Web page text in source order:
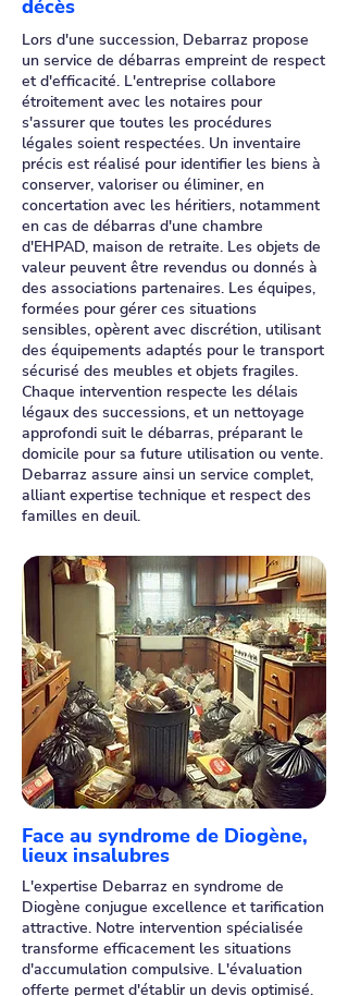
décès
Lors d'une succession, Debarraz propose
un service de débarras empreint de respect
et d'efficacité. L'entreprise collabore
étroitement avec les notaires pour
s'assurer que toutes les procédures
légales soient respectées. Un inventaire
précis est réalisé pour identifier les biens à
conserver, valoriser ou éliminer, en
concertation avec les héritiers, notamment
en cas de débarras d'une chambre
d'EHPAD, maison de retraite. Les objets de
valeur peuvent être revendus ou donnés à
des associations partenaires. Les équipes,
formées pour gérer ces situations
sensibles, opèrent avec discrétion, utilisant
des équipements adaptés pour le transport
sécurisé des meubles et objets fragiles.
Chaque intervention respecte les délais
légaux des successions, et un nettoyage
approfondi suit le débarras, préparant le
domicile pour sa future utilisation ou vente.
Debarraz assure ainsi un service complet,
alliant expertise technique et respect des
familles en deuil.
Face au syndrome de Diogène,
lieux insalubres
L'expertise Debarraz en syndrome de
Diogène conjugue excellence et tarification
attractive. Notre intervention spécialisée
transforme efficacement les situations
d'accumulation compulsive. L'évaluation
offerte permet d'établir un devis optimisé.